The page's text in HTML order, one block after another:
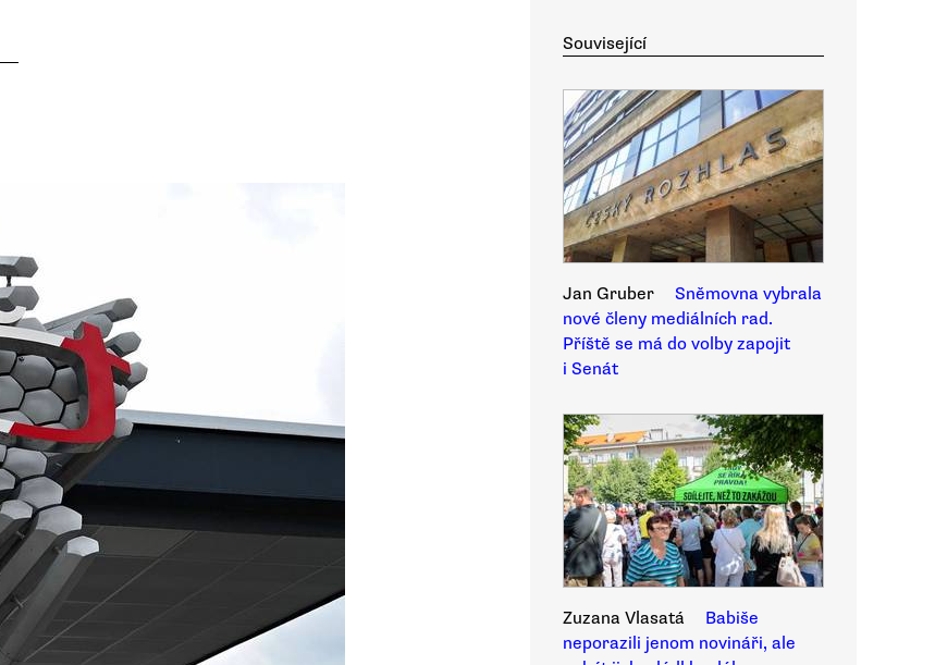
Související
Jan Gruber
Sněmovna vybrala
nové členy mediálních rad.
Příště se má do volby zapojit
i Senát
Zuzana Vlasatá
Babiše
neporazili jenom novináři, ale